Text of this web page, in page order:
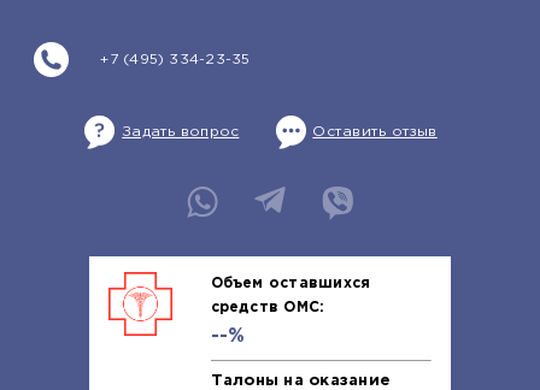
+7 (495) 334-23-35
Задать вопрос Оставить отзыв
Объем оставшихся
средств ОМС:
--%
Талоны на оказание